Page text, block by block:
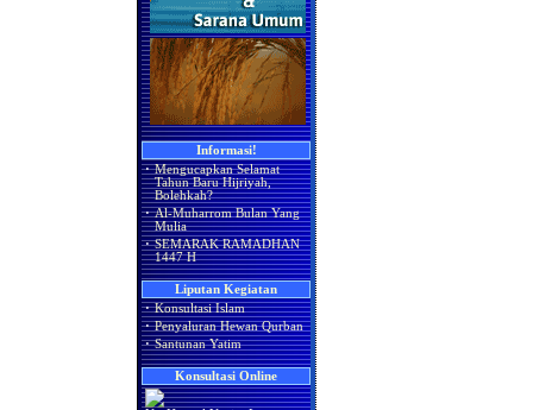
Informasi!
· Mengucapkan Selamat
Tahun Baru Hijriyah,
Bolehkah?
· Al-Muharrom Bulan Yang
Mulia
· SEMARAK RAMADHAN
1447 H
Liputan Kegiatan
· Konsultasi Islam
· Penyaluran Hewan Qurban
· Santunan Yatim
Konsultasi Online